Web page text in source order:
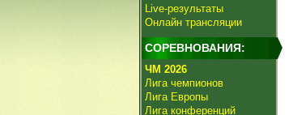
Live-результаты
Онлайн трансляции
СОРЕВНОВАНИЯ:
ЧМ 2026
Лига чемпионов
Лига Европы
Лига конференций